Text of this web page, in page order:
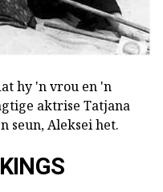
hy 'n vrou en 'n
aktrise Tatjana
seun, Aleksei het.